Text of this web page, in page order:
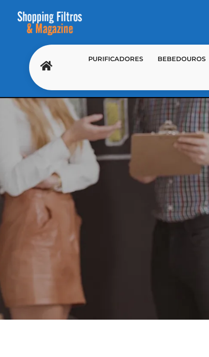
PURIFICADORES BEBEDOUROS